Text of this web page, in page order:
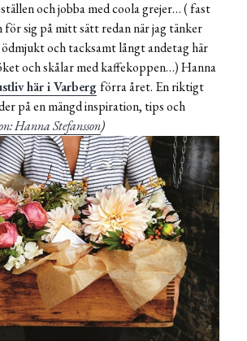
ställen och jobba med coola grejer… ( fast
för sig på mitt sätt redan när jag tänker
och tacksamt långt andetag här
och skålar med kaffekoppen…) Hanna
här i Varbergförra året. En riktigt
på en mängd inspiration, tips och
Hanna Stefansson)